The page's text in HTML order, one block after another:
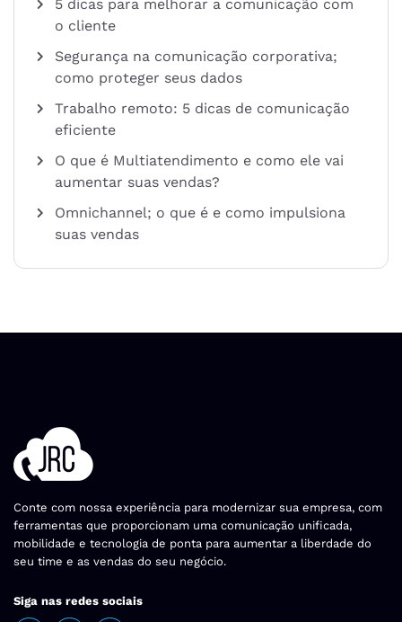
5 dicas para melhorar a comunicação com
o cliente
Segurança na comunicação corporativa;
como proteger seus dados
Trabalho remoto: 5 dicas de comunicação
eficiente
O que é Multiatendimento e como ele vai
aumentar suas vendas?
Omnichannel; o que é e como impulsiona
suas vendas
Conte com nossa experiência para modernizar sua empresa, com
ferramentas que proporcionam uma comunicação unificada,
mobilidade e tecnologia de ponta para aumentar a liberdade do
seu time e as vendas do seu negócio.
Siga nas redes sociais